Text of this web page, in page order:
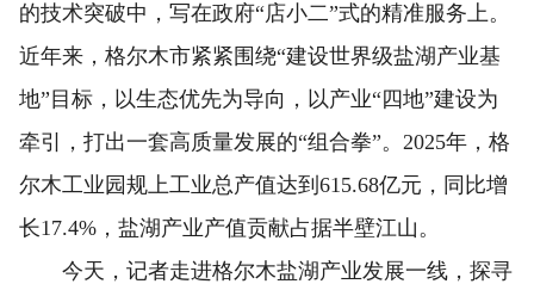
的技术突破中，写在政府“店小二”式的精准服务上。
近年来，格尔木市紧紧围绕“建设世界级盐湖产业基
地”目标，以生态优先为导向，以产业“四地”建设为
牵引，打出一套高质量发展的“组合拳”。2025年，格
尔木工业园规上工业总产值达到615.68亿元，同比增
长17.4%，盐湖产业产值贡献占据半壁江山。
今天，记者走进格尔木盐湖产业发展一线，探寻